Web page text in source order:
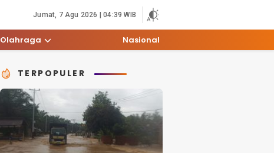
Jumat, 7 Agu 2026 | 04:39 WIB
Olahraga Nasional
TERPOPULER